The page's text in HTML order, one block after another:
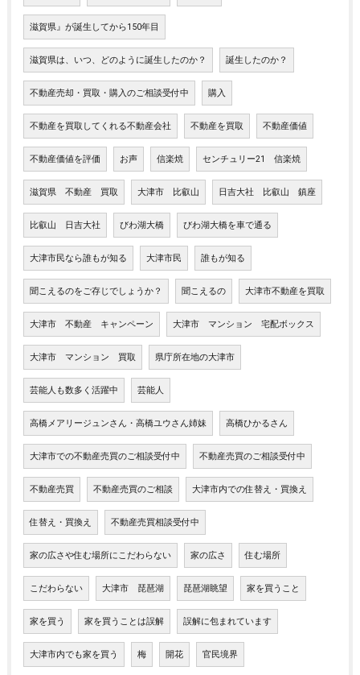
滋賀県』が誕生してから150年目
滋賀県は、いつ、どのように誕生したのか？ 誕生したのか？
不動産売却・買取・購入のご相談受付中 購入
不動産を買取してくれる不動産会社 不動産を買取 不動産価値
不動産価値を評価 お声 信楽焼 センチュリー21 信楽焼
滋賀県 不動産 買取 大津市 比叡山 日吉大社 比叡山 鎮座
比叡山 日吉大社 びわ湖大橋 びわ湖大橋を車で通る
大津市民なら誰もが知る 大津市民 誰もが知る
聞こえるのをご存じでしょうか？ 聞こえるの 大津市不動産を買取
大津市 不動産 キャンペーン 大津市 マンション 宅配ボックス
大津市 マンション 買取 県庁所在地の大津市
芸能人も数多く活躍中 芸能人
高橋メアリージュンさん・高橋ユウさん姉妹 高橋ひかるさん
大津市での不動産売買のご相談受付中 不動産売買のご相談受付中
不動産売買 不動産売買のご相談 大津市内での住替え・買換え
住替え・買換え 不動産売買相談受付中
家の広さや住む場所にこだわらない 家の広さ 住む場所
こだわらない 大津市 琵琶湖 琵琶湖眺望 家を買うこと
家を買う 家を買うことは誤解 誤解に包まれています
大津市内でも家を買う 梅 開花 官民境界